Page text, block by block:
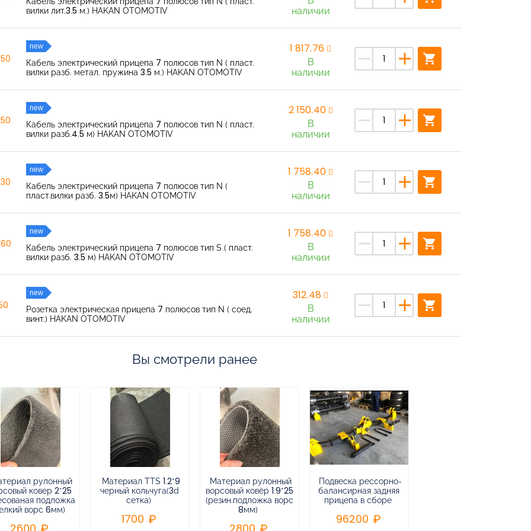
вилки лит.3.5 м.) HAKAN OTOMOTIV
наличии
new
Кабель электрический прицепа 7 полюсов тип N ( пласт.
вилки разб. метал. пружина 3.5 м.) HAKAN OTOMOTIV
1 817,76
В
наличии
remove add shopping_cart
new
Кабель электрический прицепа 7 полюсов тип N ( пласт.
вилки разб.4.5 м) HAKAN OTOMOTIV
2 150,40
В
наличии
remove add shopping_cart
new
Кабель электрический прицепа 7 полюсов тип N (
пласт.вилки разб. 3.5м) HAKAN OTOMOTIV
1 758,40
В
наличии
remove add shopping_cart
new
Кабель электрический прицепа 7 полюсов тип S ( пласт.
вилки разб. 3.5 м) HAKAN OTOMOTIV
1 758,40
В
наличии
remove add shopping_cart
new
Розетка электрическая прицепа 7 полюсов тип N ( соед.
винт.) HAKAN OTOMOTIV
312,48
В
наличии
remove add shopping_cart
Вы смотрели ранее
рулонный
ковер 2*25
подложка
ворс 6мм)
2600
Материал TTS 1.2*9
черный кольчуга(3d
сетка)
1700
Материал рулонный
ворсовый ковёр 1.9*25
(резин.подложка ворс
8мм)
2800
Подвеска рессорно-
балансирная задняя
прицепа в сборе
96200